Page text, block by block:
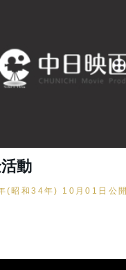
動
(昭和34年) 10月01日公開